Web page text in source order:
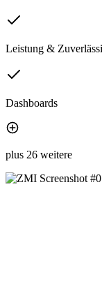
Leistung &
Dashboards
plus 26 weitere